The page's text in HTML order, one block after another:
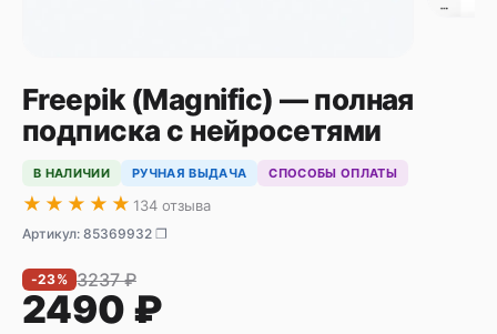
Freepik (Magnific) — полная
подписка c нейросетями
В НАЛИЧИИ РУЧНАЯ ВЫДАЧА СПОСОБЫ ОПЛАТЫ
★★★★★ 134 отзыва
Артикул: 85369932 ❐
3237₽
-23%
2490 ₽